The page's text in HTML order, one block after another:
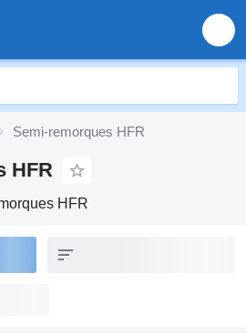
Semi-remorques HFR
HFR
HFR